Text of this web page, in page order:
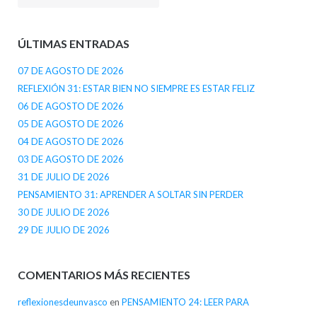
ÚLTIMAS ENTRADAS
07 DE AGOSTO DE 2026
REFLEXIÓN 31: ESTAR BIEN NO SIEMPRE ES ESTAR FELIZ
06 DE AGOSTO DE 2026
05 DE AGOSTO DE 2026
04 DE AGOSTO DE 2026
03 DE AGOSTO DE 2026
31 DE JULIO DE 2026
PENSAMIENTO 31: APRENDER A SOLTAR SIN PERDER
30 DE JULIO DE 2026
29 DE JULIO DE 2026
COMENTARIOS MÁS RECIENTES
reflexionesdeunvasco en PENSAMIENTO 24: LEER PARA